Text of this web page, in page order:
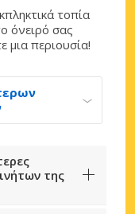
τοπία
όνειρό σας
μια περιουσία!
της